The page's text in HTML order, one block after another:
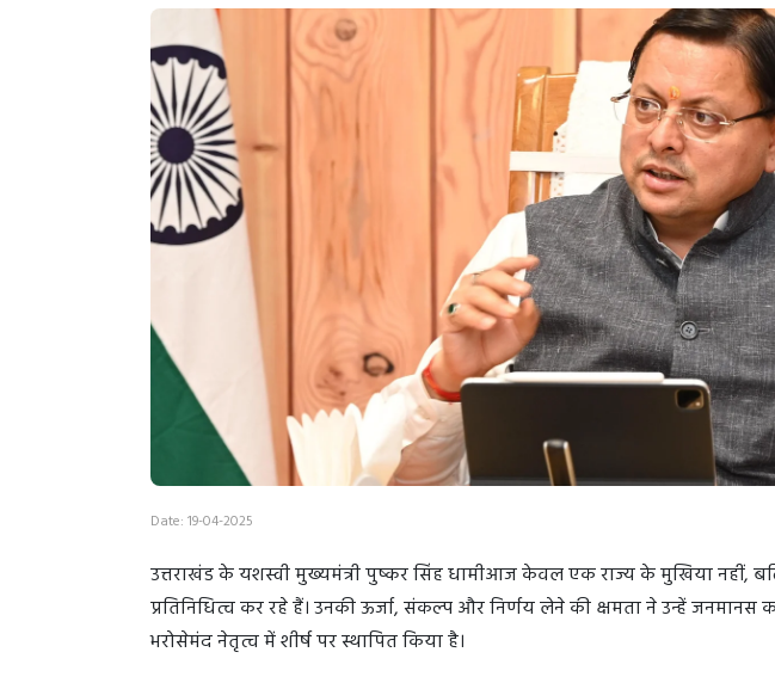
Date: 19-04-2025
उत्तराखंड के यशस्वी मुख्यमंत्री पुष्कर सिंह धामीआज केवल एक राज्य के मुखिया नहीं,
प्रतिनिधित्व कर रहे हैं। उनकी ऊर्जा, संकल्प और निर्णय लेने की क्षमता ने उन्हें
भरोसेमंद नेतृत्व में शीर्ष पर स्थापित किया है।